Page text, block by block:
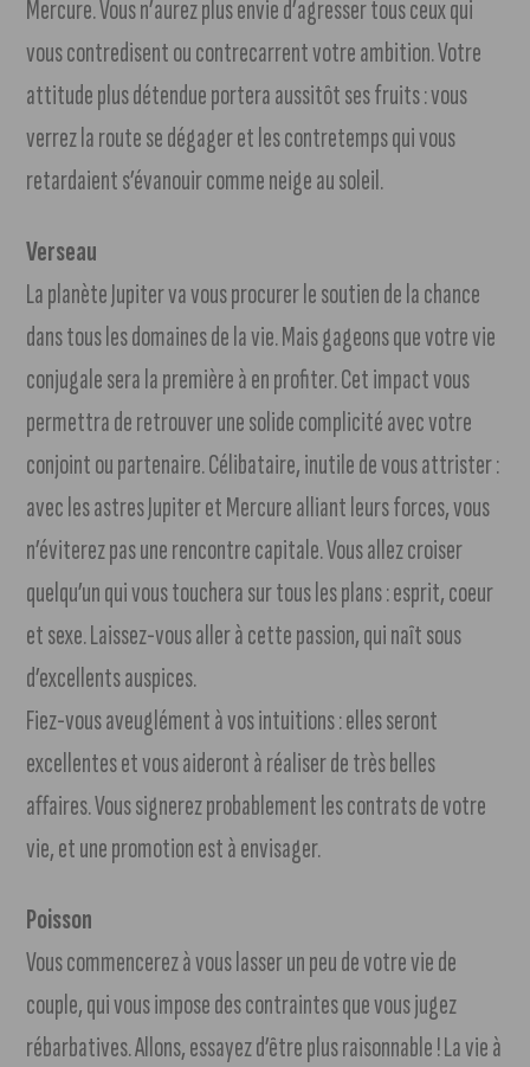
Mercure. Vous n’aurez plus envie d’agresser tous ceux qui
vous contredisent ou contrecarrent votre ambition. Votre
attitude plus détendue portera aussitôt ses fruits : vous
verrez la route se dégager et les contretemps qui vous
retardaient s’évanouir comme neige au soleil.
Verseau
La planète Jupiter va vous procurer le soutien de la chance
dans tous les domaines de la vie. Mais gageons que votre vie
conjugale sera la première à en profiter. Cet impact vous
permettra de retrouver une solide complicité avec votre
conjoint ou partenaire. Célibataire, inutile de vous attrister :
avec les astres Jupiter et Mercure alliant leurs forces, vous
n’éviterez pas une rencontre capitale. Vous allez croiser
quelqu’un qui vous touchera sur tous les plans : esprit, coeur
et sexe. Laissez-vous aller à cette passion, qui naît sous
d’excellents auspices.
Fiez-vous aveuglément à vos intuitions : elles seront
excellentes et vous aideront à réaliser de très belles
affaires. Vous signerez probablement les contrats de votre
vie, et une promotion est à envisager.
Poisson
Vous commencerez à vous lasser un peu de votre vie de
couple, qui vous impose des contraintes que vous jugez
rébarbatives. Allons, essayez d’être plus raisonnable ! La vie à